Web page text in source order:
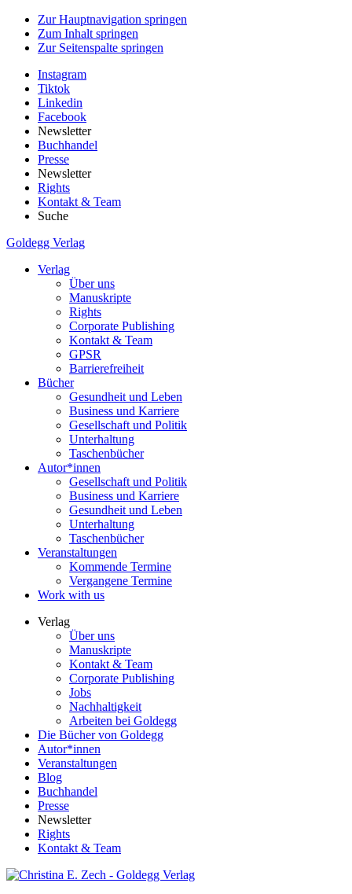
Zur Hauptnavigation springen
Zum Inhalt springen
Zur Seitenspalte springen
Instagram
Tiktok
Linkedin
Facebook
Newsletter
Buchhandel
Presse
Newsletter
Rights
Kontakt & Team
Suche
Goldegg Verlag
Verlag
Über uns
Manuskripte
Rights
Corporate Publishing
Kontakt & Team
GPSR
Barrierefreiheit
Bücher
Gesundheit und Leben
Business und Karriere
Gesellschaft und Politik
Unterhaltung
Taschenbücher
Autor*innen
Gesellschaft und Politik
Business und Karriere
Gesundheit und Leben
Unterhaltung
Taschenbücher
Veranstaltungen
Kommende Termine
Vergangene Termine
Work with us
Verlag
Über uns
Manuskripte
Kontakt & Team
Corporate Publishing
Jobs
Nachhaltigkeit
Arbeiten bei Goldegg
Die Bücher von Goldegg
Autor*innen
Veranstaltungen
Blog
Buchhandel
Presse
Newsletter
Rights
Kontakt & Team